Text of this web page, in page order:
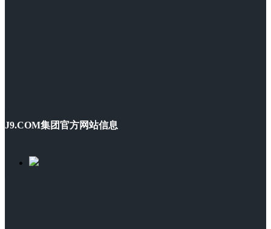
J9.COM集团官方网站信息